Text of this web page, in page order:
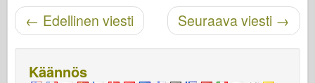
Navigoinnin jälkeinen Seuraava viesti →
← Edellinen viesti
Käännös